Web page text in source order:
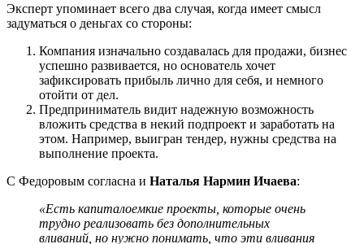
Эксперт упоминает всего два случая, когда имеет смысл
задуматься о деньгах со стороны:
Компания изначально создавалась для продажи, бизнес
успешно развивается, но основатель хочет
зафиксировать прибыль лично для себя, и немного
отойти от дел.
Предприниматель видит надежную возможность
вложить средства в некий подпроект и заработать на
этом. Например, выигран тендер, нужны средства на
выполнение проекта.
С Федоровым согласна и Наталья Нармин Ичаева:
«Есть капиталоемкие проекты, которые очень
трудно реализовать без дополнительных
вливаний, но нужно понимать, что эти вливания